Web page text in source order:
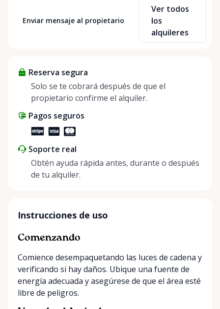
Enviar mensaje al propietario
Ver todos
los
alquileres
Reserva segura
Solo se te cobrará después de que el
propietario confirme el alquiler.
Pagos seguros
Soporte real
Obtén ayuda rápida antes, durante o después
de tu alquiler.
Instrucciones de uso
Comenzando
Comience desempaquetando las luces de cadena y
verificando si hay daños. Ubique una fuente de
energía adecuada y asegúrese de que el área esté
libre de peligros.